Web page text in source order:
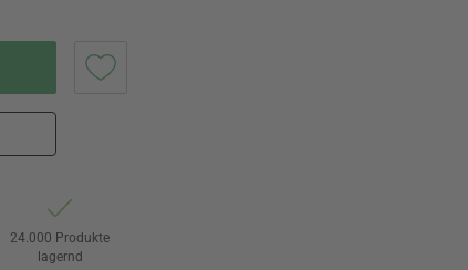
24.000 Produkte
lagernd